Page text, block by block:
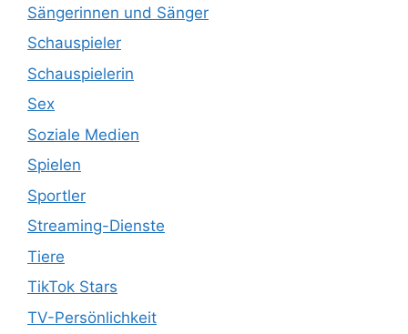
Sängerinnen und Sänger
Schauspieler
Schauspielerin
Sex
Soziale Medien
Spielen
Sportler
Streaming-Dienste
Tiere
TikTok Stars
TV-Persönlichkeit